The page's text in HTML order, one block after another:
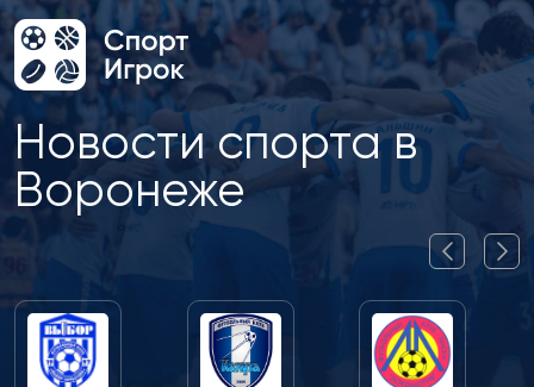
Новости спорта в
Воронеже